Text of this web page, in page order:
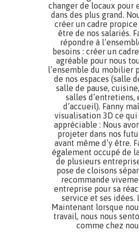
changer de locaux pour
dans des plus grand.
créer un cadre
être de nos salariés.
répondre à
besoins : créer un
agréable pour nous
l’ensemble du mobilier
de nos espaces (salle
salle de pause,
salles d’entretiens,
d’accueil). Fanny
visualisation 3D ce
appréciable : Nous
projeter dans nos
avant même d’y être.
également occupé de
de plusieurs
pose de cloisons
recommande
entreprise pour sa
service et ses idées.
Maintenant lorsque
travail, nous nous
comme chez